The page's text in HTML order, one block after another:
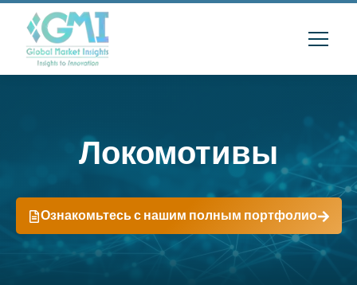
Локомотивы
Ознакомьтесь с нашим полным портфолио